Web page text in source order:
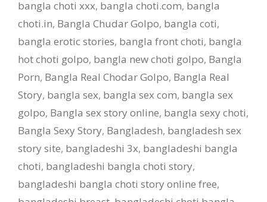
bangla choti xxx, bangla choti.com, bangla
choti.in, Bangla Chudar Golpo, bangla coti,
bangla erotic stories, bangla front choti, bangla
hot choti golpo, bangla new choti golpo, Bangla
Porn, Bangla Real Chodar Golpo, Bangla Real
Story, bangla sex, bangla sex com, bangla sex
golpo, Bangla sex story online, bangla sexy choti,
Bangla Sexy Story, Bangladesh, bangladesh sex
story site, bangladeshi 3x, bangladeshi bangla
choti, bangladeshi bangla choti story,
bangladeshi bangla choti story online free,